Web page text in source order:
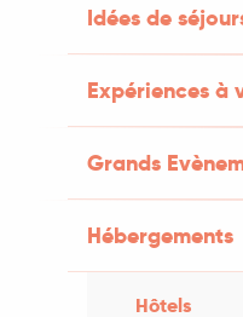
Idées de
Expériences à
Grands
Hébergements
Hôtels
DE